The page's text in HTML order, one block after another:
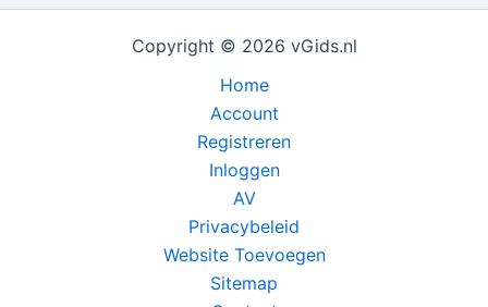
Copyright © 2026 vGids.nl
Home
Account
Registreren
Inloggen
AV
Privacybeleid
Website Toevoegen
Sitemap